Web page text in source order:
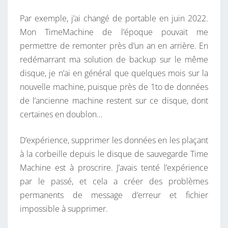
L
T
I
M
E
M
H
I
N
E
D
Par exemple, j’ai changé de portable en juin 2022.
Mon TimeMachine de l’époque pouvait me
permettre de remonter près d’un an en arrière. En
redémarrant ma solution de backup sur le même
disque, je n’ai en général que quelques mois sur la
nouvelle machine, puisque près de 1to de données
de l’ancienne machine restent sur ce disque, dont
certaines en doublon…
D’expérience, supprimer les données en les plaçant
à la corbeille depuis le disque de sauvegarde Time
Machine est à proscrire. J’avais tenté l’expérience
par le passé, et cela a créer des problèmes
permanents de message d’erreur et fichier
impossible à supprimer.